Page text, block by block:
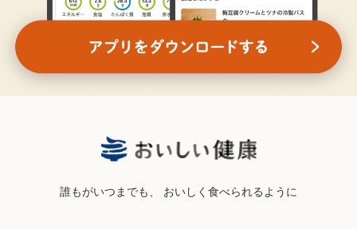
誰もがいつまでも、 おいしく食べられるように